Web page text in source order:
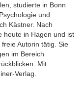
studierte in Bonn
und
Kästner. Nach
heute in Hagen und ist
Autorin tätig. Sie
im Bereich
Mit
Verlag.